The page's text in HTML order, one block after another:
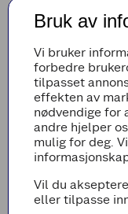
Legg til i
Fjern
Kutt
skive
Sett på et
stek midt i
Bruk av
Vi bruker
forbedre
tilpasset
effekten av
nødvendige for
andre hjelper
mulig for deg.
Vil du
eller tilpasse